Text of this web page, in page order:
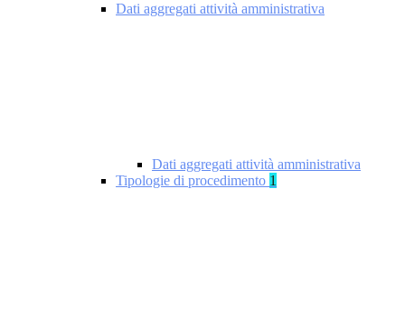
Dati aggregati attività amministrativa
Dati aggregati attività amministrativa
Tipologie di procedimento 1